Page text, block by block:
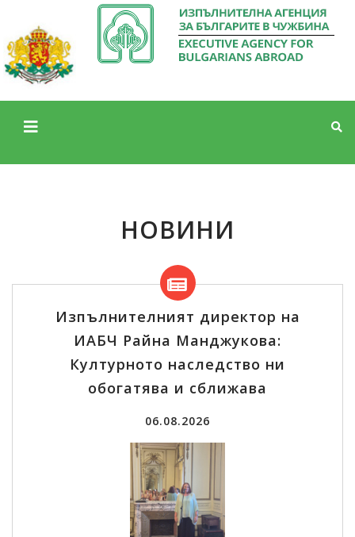
НОВИНИ
Изпълнителният директор на
ИАБЧ Райна Манджукова:
Културното наследство ни
обогатява и сближава
06.08.2026